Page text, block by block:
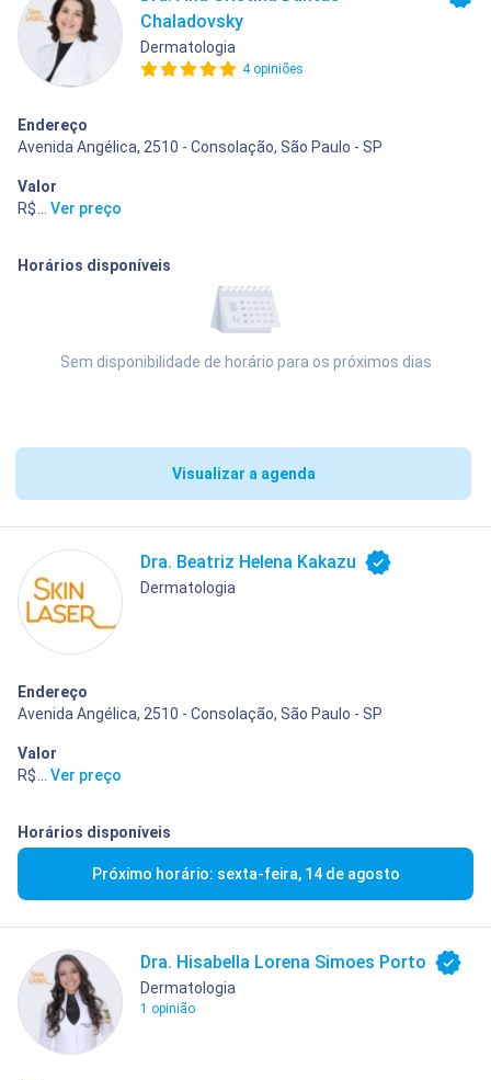
Chaladovsky
Dermatologia
4 opiniões
Endereço
Avenida Angélica, 2510 - Consolação, São Paulo - SP
Valor
R$ 400,00
Ver preço
Horários disponíveis
Sem disponibilidade de horário para os próximos dias
Visualizar a agenda
Dra. Beatriz Helena Kakazu
Dermatologia
Endereço
Avenida Angélica, 2510 - Consolação, São Paulo - SP
Valor
R$ 400,00
Ver preço
Horários disponíveis
Próximo horário: sexta-feira, 14 de agosto
Dra. Hisabella Lorena Simoes Porto
Dermatologia
1 opinião